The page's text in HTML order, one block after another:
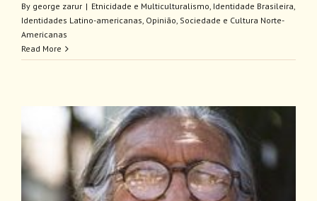
By george zarur | Etnicidade e Multiculturalismo, Identidade Brasileira,
Identidades Latino-americanas, Opinião, Sociedade e Cultura Norte-
Americanas
Read More